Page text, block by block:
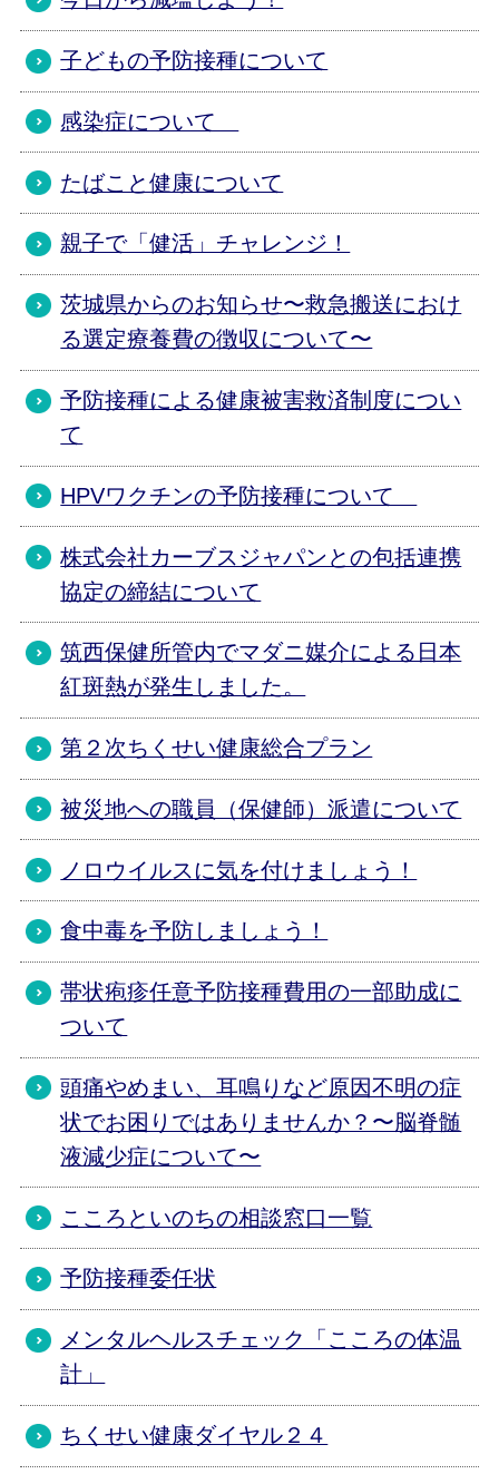
子どもの予防接種について
感染症について
たばこと健康について
親子で「健活」チャレンジ！
茨城県からのお知らせ〜救急搬送におけ
る選定療養費の徴収について〜
予防接種による健康被害救済制度につい
て
HPVワクチンの予防接種について
株式会社カーブスジャパンとの包括連携
協定の締結について
筑西保健所管内でマダニ媒介による日本
紅斑熱が発生しました。
第２次ちくせい健康総合プラン
被災地への職員（保健師）派遣について
ノロウイルスに気を付けましょう！
食中毒を予防しましょう！
帯状疱疹任意予防接種費用の一部助成に
ついて
頭痛やめまい、耳鳴りなど原因不明の症
状でお困りではありませんか？〜脳脊髄
液減少症について〜
こころといのちの相談窓口一覧
予防接種委任状
メンタルヘルスチェック「こころの体温
計」
ちくせい健康ダイヤル２４